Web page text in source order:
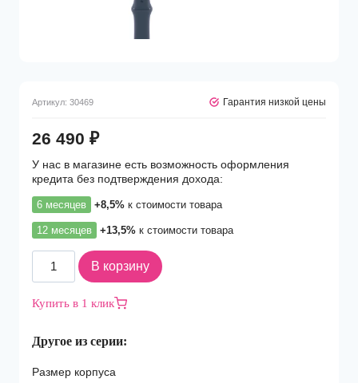
Артикул: 30469 Гарантия низкой цены
26 490 ₽
У нас в магазине есть возможность оформления
кредита без подтверждения дохода:
6 месяцев +8,5% к стоимости товара
12 месяцев +13,5% к стоимости товара
Количество
товара
часы
Watch
SE
В корзину
Купить в 1 клик
Другое из серии:
Размер корпуса